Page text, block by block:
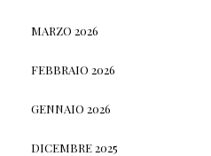
MARZO 2026
FEBBRAIO 2026
GENNAIO 2026
DICEMBRE 2025